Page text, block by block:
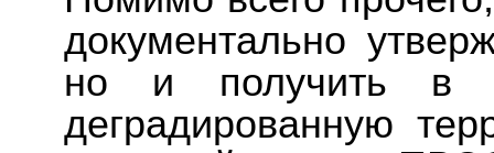
документально
но и получить в
деградированную